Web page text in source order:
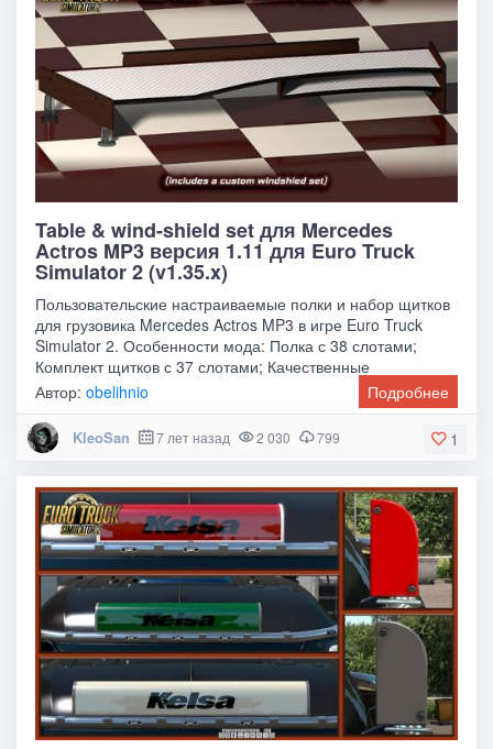
Table & wind-shield set для Mercedes
Actros MP3 версия 1.11 для Euro Truck
Simulator 2 (v1.35.x)
Пользовательские настраиваемые полки и набор щитков
для грузовика Mercedes Actros MP3 в игре Euro Truck
Simulator 2. Особенности мода: Полка с 38 слотами;
Комплект щитков с 37 слотами; Качественные
Автор:obelihnio Подробнее
1
KleoSan 7 лет назад 2 030 799